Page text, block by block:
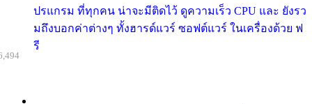
ปรแกรม ที่ทุกคน น่าจะมีติดไว้ ดูความเร็ว CPU และ ยังรว
มถึงบอกค่าต่างๆ ทั้งฮารด์แวร์ ซอฟต์แวร์ ในเครื่องด้วย ฟ
รี